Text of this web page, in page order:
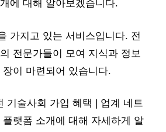
에 대해 알아보겠습니다.
가지고 있는 서비스입니다. 전
전문가들이 모여 지식과 정보
이 마련되어 있습니다.
기술사회 가입 혜택 | 업계 네트
랫폼 소개에 대해 자세하게 알